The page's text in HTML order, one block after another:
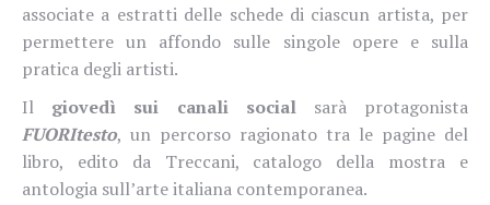
associate a estratti delle schede di ciascun artista, per
permettere un affondo sulle singole opere e sulla
pratica degli artisti.
Il giovedì sui canali social sarà protagonista
FUORItesto, un percorso ragionato tra le pagine del
libro, edito da Treccani, catalogo della mostra e
antologia sull’arte italiana contemporanea.